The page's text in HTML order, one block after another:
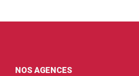
NOS AGENCES